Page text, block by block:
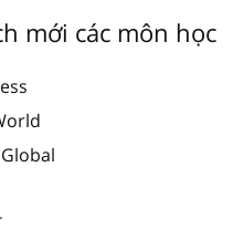
mới các môn học